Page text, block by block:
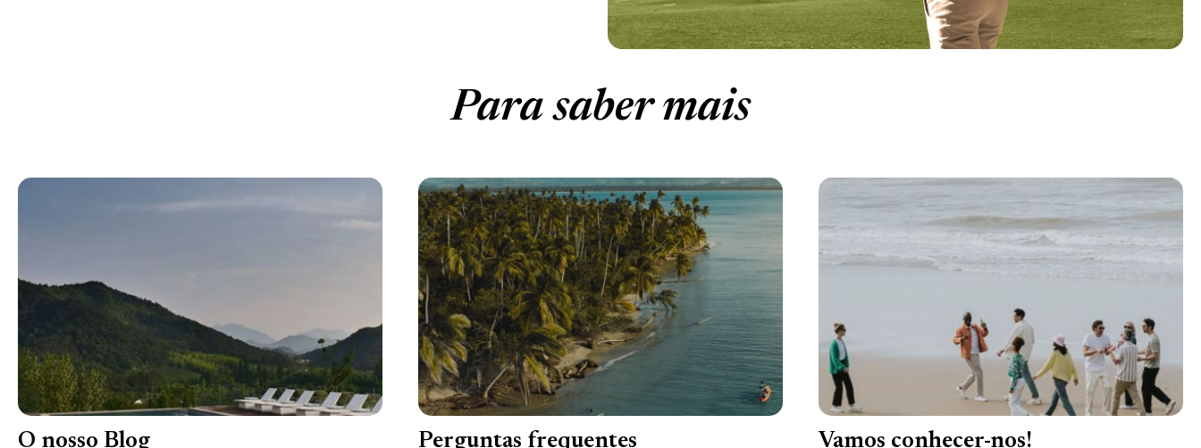
Para saber mais
O nosso Blog Perguntas frequentes Vamos conhecer-nos!